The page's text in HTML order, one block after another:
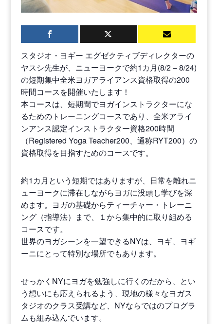
スタジオ・ヨギー エグゼクティブディレクターの
ヤスシ先生が、ニューヨークで約1カ月(8/2 – 8/24)
の短期集中全米ヨガアライアンス資格取得の200
時間コースを開催いたします！
本コースは、短期間でヨガインストラクターにな
るためのトレーニングコースであり、全米アライ
ンアンス認定インストラクター資格200時間
（Registered Yoga Teacher200、通称RYT200）の
資格取得を目指すためのコースです。
約1カ月という短期ではありますが、日常を離れニ
ューヨークに滞在しながらヨガに没頭し学びを深
めます。ヨガの基礎からティーチャー・トレーニ
ング（指導法）まで、１から集中的に取り組める
コースです。
世界のヨガシーンを一望できるNYは、ヨギ、ヨギ
ーニにとって特別な場所でもあります。
せっかくNYにヨガを勉強しに行くのだから、とい
う想いにも応えられるよう、現地の様々なヨガス
タジオのクラス受講など、NYならではのプログラ
ムも組み込んでいます。